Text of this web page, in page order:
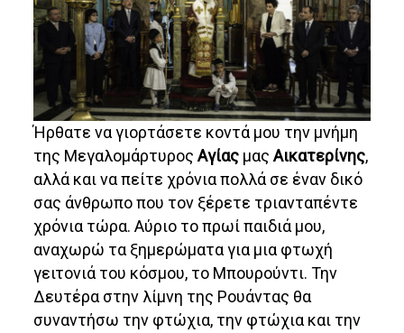
Ήρθατε να γιορτάσετε κοντά μου την μνήμη
της ΜεγαλομάρτυροςΑγίας μαςΑικατερίνης,
αλλά και να πείτε χρόνια πολλά σε έναν δικό
σας άνθρωπο που τον ξέρετε τριανταπέντε
χρόνια τώρα. Αύριο το πρωί παιδιά μου,
αναχωρώ τα ξημερώματα για μια φτωχή
γειτονιά του κόσμου, το Μπουρούντι. Την
Δευτέρα στην λίμνη της Ρουάντας θα
συναντήσω την φτώχια, την φτώχια και την